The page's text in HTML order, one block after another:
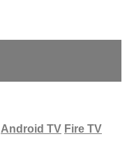
Android TV Fire TV